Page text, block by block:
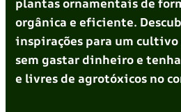
orgânica e eficiente.
inspirações para um
sem gastar dinheiro e
e livres de agrotóxicos no